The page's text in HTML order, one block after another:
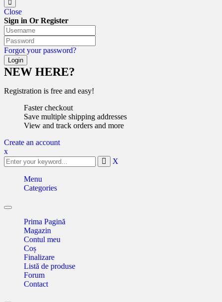
Close
Sign in Or Register
Forgot your password?
NEW HERE?
Registration is free and easy!
Faster checkout
Save multiple shipping addresses
View and track orders and more
Create an account
x
X
Menu
Categories
Toggle
navigationPrima Pagină
Magazin
Contul meu
Coș
Finalizare
Listă de produse
Forum
Contact